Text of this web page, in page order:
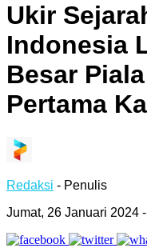
Ukir
Indonesia
Besar
Pertama
Redaksi - Penulis
Jumat, 26 Januari 2024